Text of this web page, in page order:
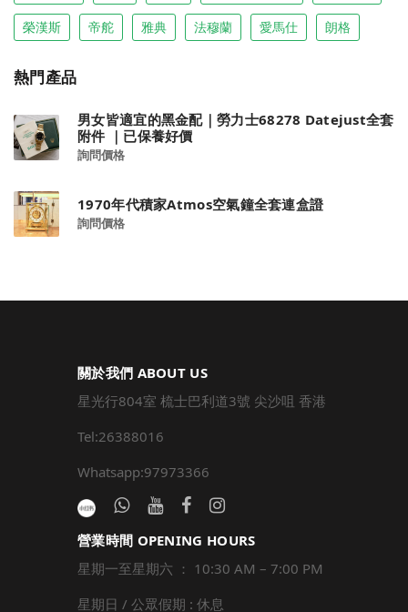
榮漢斯 帝舵 雅典 法穆蘭 愛馬仕 朗格
熱門產品
男女皆適宜的黑金配｜勞力士68278 Datejust全套
附件 ｜已保養好價
詢問價格
1970年代積家Atmos空氣鐘全套連盒證
詢問價格
關於我們 ABOUT US
星光行804室 梳士巴利道3號 尖沙咀 香港
Tel:26388016
Whatsapp:97973366
營業時間 OPENING HOURS
星期一至星期六 ： 10:30 AM – 7:00 PM
星期日 / 公眾假期 : 休息